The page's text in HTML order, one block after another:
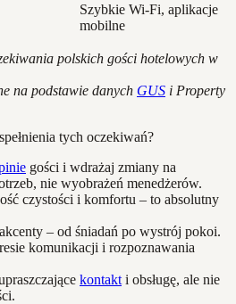
Szybkie Wi-Fi, aplikacje
mobilne
polskich gości hotelowych w
na podstawie danych GUS i Property
tych oczekiwań?
gości i wdrażaj zmiany na
nie wyobrażeń menedżerów.
czystości i komfortu – to absolutny
– od śniadań po wystrój pokoi.
komunikacji i rozpoznawania
kontakt i obsługę, ale nie